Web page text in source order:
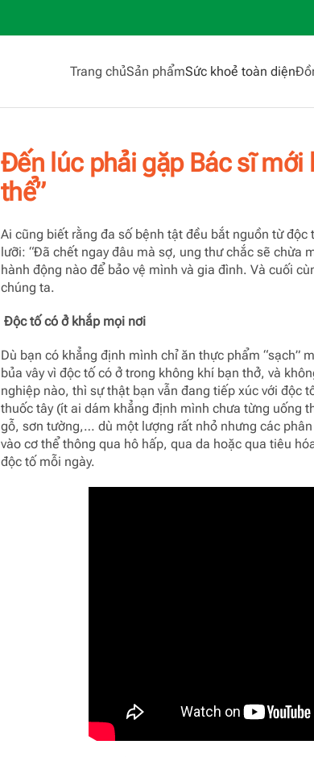
Trang chủSản phẩmSức khoẻ toàn diện
Đến lúc phải gặp Bác sĩ mới
thể”
Ai cũng biết rằng đa số bệnh tật đều bắt nguồn từ
lưỡi: “Đã chết ngay đâu mà sợ, ung thư chắc sẽ chừa
hành động nào để bảo vệ mình và gia đình. Và cuối
chúng ta.
Độc tố có ở khắp mọi nơi
Dù bạn có khẳng định mình chỉ ăn thực phẩm “sạch”
bủa vây vì độc tố có ở trong không khí bạn thở, và
nghiệp nào, thì sự thật bạn vẫn đang tiếp xúc với độc
thuốc tây (ít ai dám khẳng định mình chưa từng uống
gỗ, sơn tường,… dù một lượng rất nhỏ nhưng các
vào cơ thể thông qua hô hấp, qua da hoặc qua tiêu
độc tố mỗi ngày.